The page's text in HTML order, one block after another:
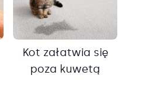
Kot załatwia się
poza kuwetą